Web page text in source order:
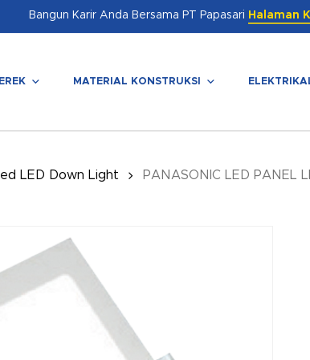
Bangun Karir Anda Bersama PT Papasari Halaman
MATERIAL KONSTRUKSI
LED Down Light PANASONIC LED PANEL